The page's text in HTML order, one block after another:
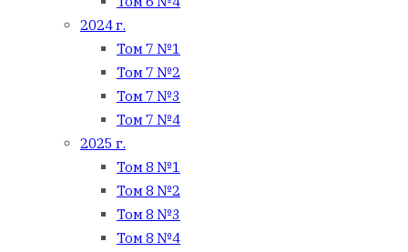
2024 г.
Том 7 №1
Том 7 №2
Том 7 №3
Том 7 №4
2025 г.
Том 8 №1
Том 8 №2
Том 8 №3
Том 8 №4